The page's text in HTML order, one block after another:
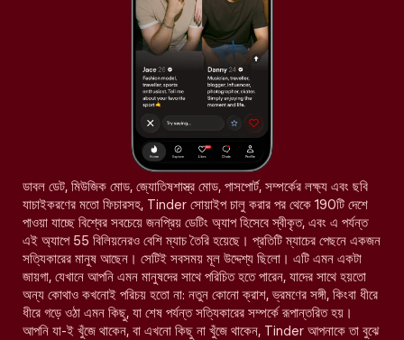
ডাবল ডেট, মিউজিক মোড, জ্যোতিষশাস্ত্র মোড, পাসপোর্ট, সম্পর্কের লক্ষ্য এবং ছবি
যাচাইকরণের মতো ফিচারসহ, Tinder সোয়াইপ চালু করার পর থেকে 190টি দেশে
পাওয়া যাচ্ছে বিশ্বের সবচেয়ে জনপ্রিয় ডেটিং অ্যাপ হিসেবে স্বীকৃত, এবং এ পর্যন্ত
এই অ্যাপে 55 বিলিয়নেরও বেশি ম্যাচ তৈরি হয়েছে। প্রতিটি ম্যাচের পেছনে একজন
সত্যিকারের মানুষ আছেন। সেটিই সবসময় মূল উদ্দেশ্য ছিলো। এটি এমন একটা
জায়গা, যেখানে আপনি এমন মানুষদের সাথে পরিচিত হতে পারেন, যাদের সাথে হয়তো
অন্য কোথাও কখনোই পরিচয় হতো না: নতুন কোনো ক্রাশ, ভ্রমণের সঙ্গী, কিংবা ধীরে
ধীরে গড়ে ওঠা এমন কিছু, যা শেষ পর্যন্ত সত্যিকারের সম্পর্কে রূপান্তরিত হয়।
আপনি যা-ই খুঁজে থাকেন, বা এখনো কিছু না খুঁজে থাকেন, Tinder আপনাকে তা বুঝে